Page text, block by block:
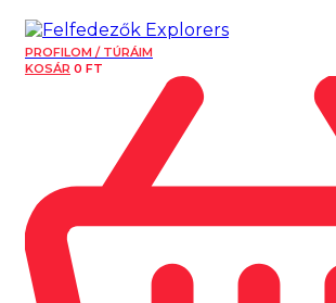
PROFILOM / TÚRÁIM
KOSÁR 0 FT